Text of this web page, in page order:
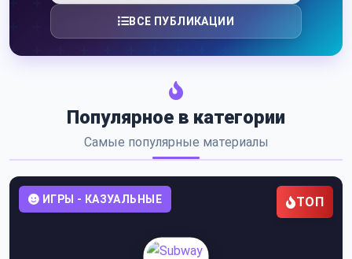
ВСЕ ПУБЛИКАЦИИ
Популярное в категории
Самые популярные материалы
ИГРЫ - КАЗУАЛЬНЫЕ ТОП